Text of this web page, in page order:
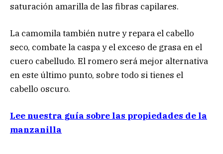
saturación amarilla de las fibras capilares.
La camomila también nutre y repara el cabello
seco, combate la caspa y el exceso de grasa en el
cuero cabelludo. El romero será mejor alternativa
en este último punto, sobre todo si tienes el
cabello oscuro.
Lee nuestra guía sobre las propiedades de la
manzanilla